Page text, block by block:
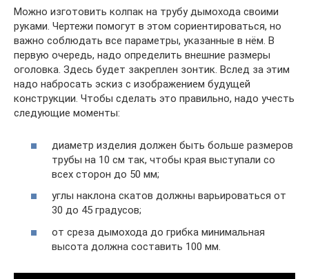
Можно изготовить колпак на трубу дымохода своими
руками. Чертежи помогут в этом сориентироваться, но
важно соблюдать все параметры, указанные в нём. В
первую очередь, надо определить внешние размеры
оголовка. Здесь будет закреплен зонтик. Вслед за этим
надо набросать эскиз с изображением будущей
конструкции. Чтобы сделать это правильно, надо учесть
следующие моменты:
диаметр изделия должен быть больше размеров
трубы на 10 см так, чтобы края выступали со
всех сторон до 50 мм;
углы наклона скатов должны варьироваться от
30 до 45 градусов;
от среза дымохода до грибка минимальная
высота должна составить 100 мм.